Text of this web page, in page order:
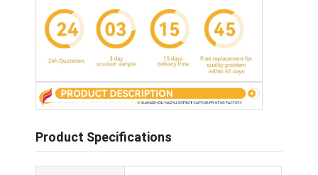
Casa.
Product Specifications